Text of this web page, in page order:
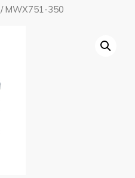
/ MWX751-350